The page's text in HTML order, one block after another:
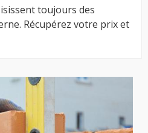
toujours des
Récupérez votre prix et